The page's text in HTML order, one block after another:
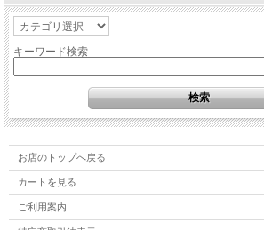
キーワード検索
お店のトップへ戻る
カートを見る
ご利用案内